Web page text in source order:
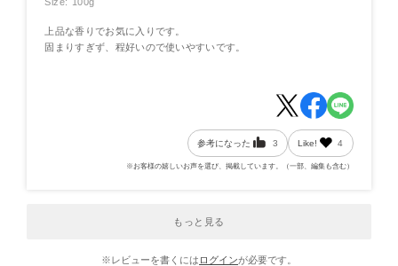
Size: 100g
上品な香りでお気に入りです。
固まりすぎず、程好いので使いやすいです。
参考になった 3 Like! 4
※お客様の嬉しいお声を選び、掲載しています。（一部、編集も含む）
もっと見る
※レビューを書くには ログインが必要です。